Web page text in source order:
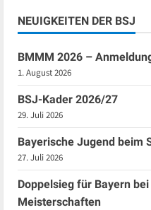
NEUIGKEITEN DER BSJ
BMMM 2026 –
1. August 2026
BSJ-Kader 2026/27
29. Juli 2026
Bayerische Jugend beim
27. Juli 2026
Doppelsieg für Bayern
Meisterschaften